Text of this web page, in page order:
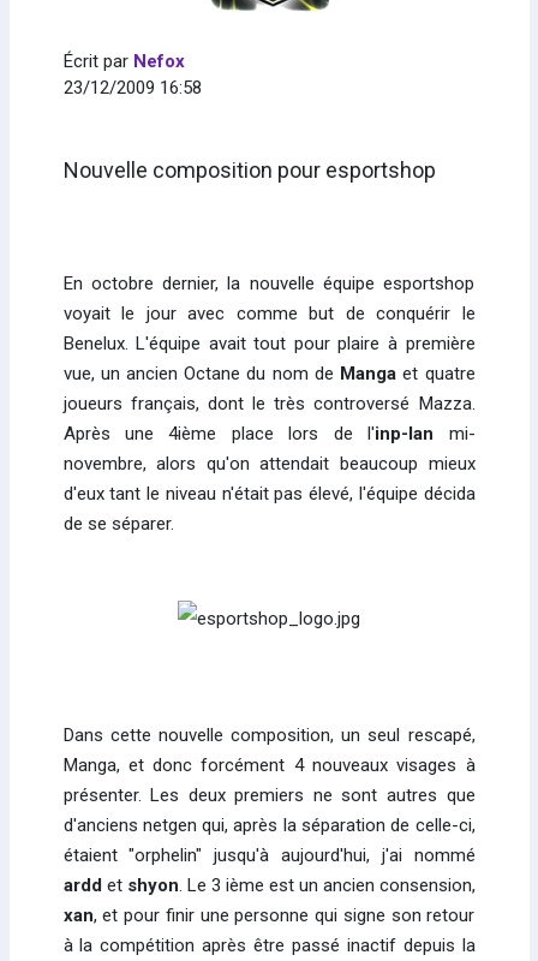
Écrit par Nefox
23/12/2009 16:58
Nouvelle composition pour esportshop
En octobre dernier, la nouvelle équipe esportshop
voyait le jour avec comme but de conquérir le
Benelux. L'équipe avait tout pour plaire à première
vue, un ancien Octane du nom de Manga et quatre
joueurs français, dont le très controversé Mazza.
Après une 4ième place lors de l'inp-lan mi-
novembre, alors qu'on attendait beaucoup mieux
d'eux tant le niveau n'était pas élevé, l'équipe décida
de se séparer.
Dans cette nouvelle composition, un seul rescapé,
Manga, et donc forcément 4 nouveaux visages à
présenter. Les deux premiers ne sont autres que
d'anciens netgen qui, après la séparation de celle-ci,
étaient "orphelin" jusqu'à aujourd'hui, j'ai nommé
ardd et shyon. Le 3 ième est un ancien consension,
xan, et pour finir une personne qui signe son retour
à la compétition après être passé inactif depuis la